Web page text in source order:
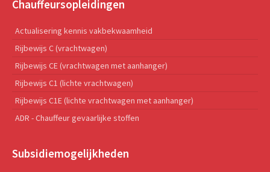
Chauffeursopleidingen
Actualisering kennis vakbekwaamheid
Rijbewijs C (vrachtwagen)
Rijbewijs CE (vrachtwagen met aanhanger)
Rijbewijs C1 (lichte vrachtwagen)
Rijbewijs C1E (lichte vrachtwagen met aanhanger)
ADR - Chauffeur gevaarlijke stoffen
Subsidiemogelijkheden